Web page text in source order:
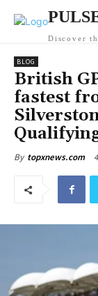
Discover
BLOG
British
fastest
By topxnews.com